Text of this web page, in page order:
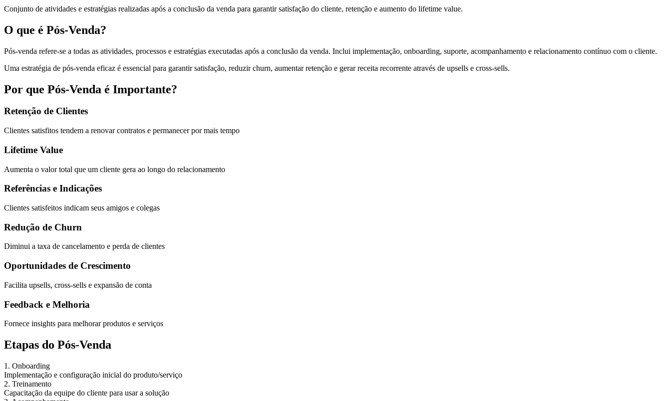
Conjunto de atividades e estratégias realizadas após a conclusão da venda para garantir satisfação do cliente, retenção e aumento do lifetime value.
O que é Pós-Venda?
Pós-venda refere-se a todas as atividades, processos e estratégias executadas após a conclusão da venda. Inclui implementação, onboarding, suporte, acompanhamento e relacionamento contínuo com o cliente.
Uma estratégia de pós-venda eficaz é essencial para garantir satisfação, reduzir churn, aumentar retenção e gerar receita recorrente através de upsells e cross-sells.
Por que Pós-Venda é Importante?
Retenção de Clientes
Clientes satisfitos tendem a renovar contratos e permanecer por mais tempo
Lifetime Value
Aumenta o valor total que um cliente gera ao longo do relacionamento
Referências e Indicações
Clientes satisfeitos indicam seus amigos e colegas
Redução de Churn
Diminui a taxa de cancelamento e perda de clientes
Oportunidades de Crescimento
Facilita upsells, cross-sells e expansão de conta
Feedback e Melhoria
Fornece insights para melhorar produtos e serviços
Etapas do Pós-Venda
1. Onboarding
Implementação e configuração inicial do produto/serviço
2. Treinamento
Capacitação da equipe do cliente para usar a solução